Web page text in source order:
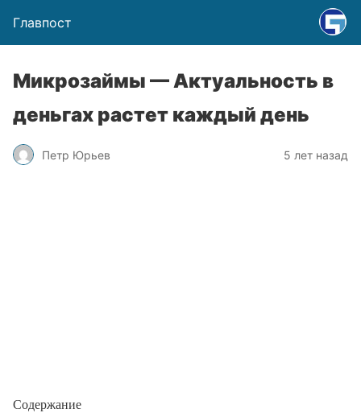
Главпост
Микрозаймы — Актуальность в
деньгах растет каждый день
Петр Юрьев 5 лет назад
Содержание